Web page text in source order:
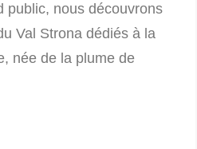
public, nous découvrons
Val Strona dédiés à la
née de la plume de